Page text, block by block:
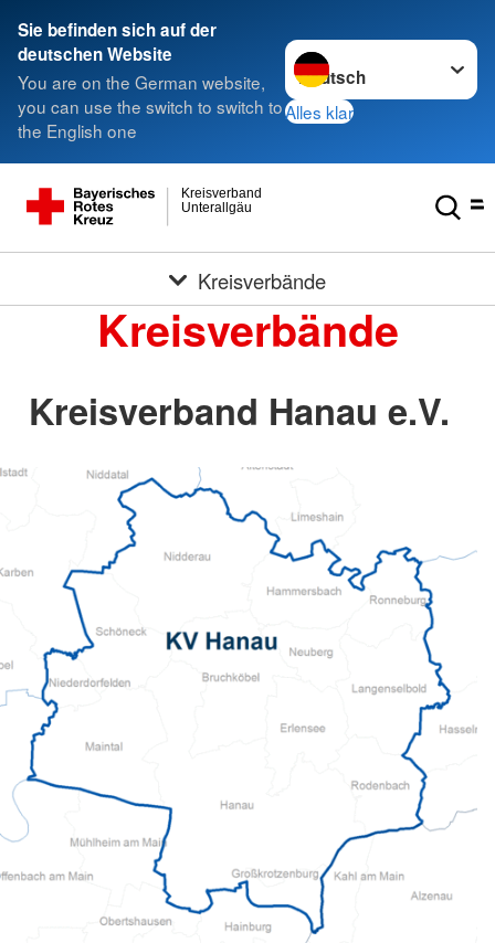
Sie befinden sich auf der
deutschen Website
You are on the German website,
you can use the switch to switch to
the English one
Sprache wechseln zu
Alles klar
Unterallgäu
Kreisverband
Kreisverbände
Kreisverbände
Kreisverband Hanau e.V.